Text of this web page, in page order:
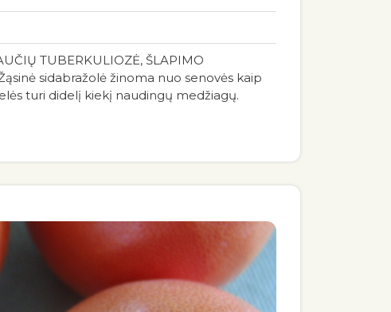
TUBERKULIOZĖ, ŠLAPIMO
sidabražolė žinoma nuo senovės kaip
turi didelį kiekį naudingų medžiagų.